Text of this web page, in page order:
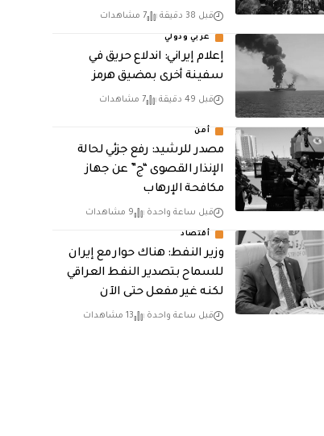
قبل 38 دقيقة 7 مشاهدات
عربي ودولي
إعلام إيراني: اندلاع حريق في
سفينة أخرى بمضيق هرمز
قبل 49 دقيقة 7 مشاهدات
أمن
مصدر للرشيد: رفع جزئي لحالة
الإنذار القصوى “ج” عن جهاز
مكافحة الإرهاب
قبل ساعة واحدة 9 مشاهدات
أقتصاد
وزير النفط: هناك حوار مع إيران
للسماح بتصدير النفط العراقي
لكنه غير مفعل حتى الآن
قبل ساعة واحدة 13 مشاهدات